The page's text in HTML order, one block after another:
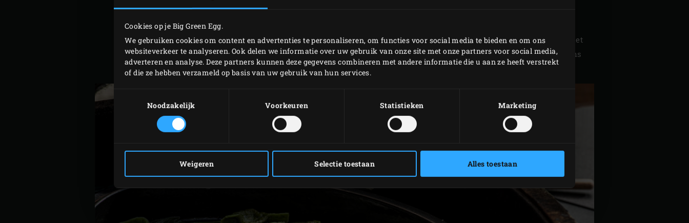
Cookies op je Big Green Egg.
We gebruiken cookies om content en advertenties te personaliseren, om functies voor social media te bieden en om ons
websiteverkeer te analyseren. Ook delen we informatie over uw gebruik van onze site met onze partners voor social media,
adverteren en analyse. Deze partners kunnen deze gegevens combineren met andere informatie die u aan ze heeft verstrekt
of die ze hebben verzameld op basis van uw gebruik van hun services.
Noodzakelijk
Voorkeuren Statistieken Marketing
Weigeren Selectie toestaan Alles toestaan
Steek dehoutskoolin de Big Green Egg aan en breng de temperatuur naar 170 °C. Wrijf intussen voor de pulled beef het
zeezout, de peperkorrels en het venkelzaad in een vijzel fijn. Wrijf de bavette rondom in met de olijfolie en vervolgens
met het specerijenmengsel.